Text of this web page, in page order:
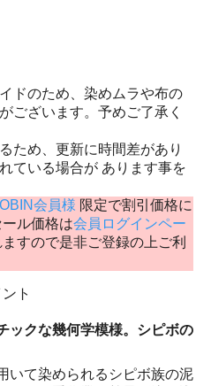
ドのため、染めムラや布の
ございます。予めご了承く
ため、更新に時間差があり
ている場合が あります事を
会員様 限定で割引価格に
ル価格は会員ログインペー
すので是非ご登録の上ご利
ックな幾何学模様。シピボの
いて染められるシピボ族の泥